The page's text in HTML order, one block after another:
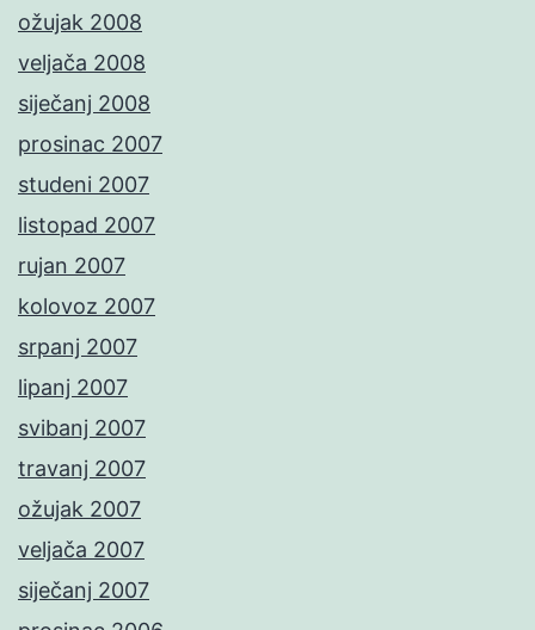
ožujak 2008
veljača 2008
siječanj 2008
prosinac 2007
studeni 2007
listopad 2007
rujan 2007
kolovoz 2007
srpanj 2007
lipanj 2007
svibanj 2007
travanj 2007
ožujak 2007
veljača 2007
siječanj 2007